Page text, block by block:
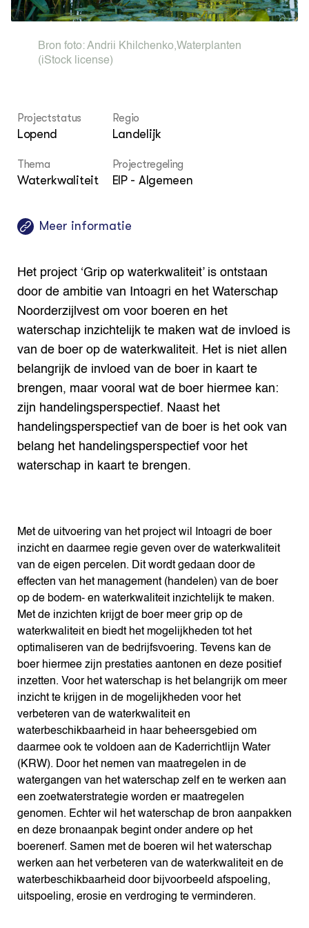
In de regio
Projecten
LEREN
Wiki Groen Kennisnet
Contact
Search the Knowledge base
Bron foto:Andrii Khilchenko,Waterplanten
(iStock license)
Projectstatus
Lopend
Regio
Landelijk
Thema
Waterkwaliteit
Projectregeling
EIP - Algemeen
Meer informatie
Het project ‘Grip op waterkwaliteit’ is ontstaan
door de ambitie van Intoagri en het Waterschap
Noorderzijlvest om voor boeren en het
waterschap inzichtelijk te maken wat de invloed is
van de boer op de waterkwaliteit. Het is niet allen
belangrijk de invloed van de boer in kaart te
brengen, maar vooral wat de boer hiermee kan:
zijn handelingsperspectief. Naast het
handelingsperspectief van de boer is het ook van
belang het handelingsperspectief voor het
waterschap in kaart te brengen.
Met de uitvoering van het project wil Intoagri de boer
inzicht en daarmee regie geven over de waterkwaliteit
van de eigen percelen. Dit wordt gedaan door de
effecten van het management (handelen) van de boer
op de bodem- en waterkwaliteit inzichtelijk te maken.
Met de inzichten krijgt de boer meer grip op de
waterkwaliteit en biedt het mogelijkheden tot het
optimaliseren van de bedrijfsvoering. Tevens kan de
boer hiermee zijn prestaties aantonen en deze positief
inzetten. Voor het waterschap is het belangrijk om meer
inzicht te krijgen in de mogelijkheden voor het
verbeteren van de waterkwaliteit en
waterbeschikbaarheid in haar beheersgebied om
daarmee ook te voldoen aan de Kaderrichtlijn Water
(KRW). Door het nemen van maatregelen in de
watergangen van het waterschap zelf en te werken aan
een zoetwaterstrategie worden er maatregelen
genomen. Echter wil het waterschap de bron aanpakken
en deze bronaanpak begint onder andere op het
boerenerf. Samen met de boeren wil het waterschap
werken aan het verbeteren van de waterkwaliteit en de
waterbeschikbaarheid door bijvoorbeeld afspoeling,
uitspoeling, erosie en verdroging te verminderen.